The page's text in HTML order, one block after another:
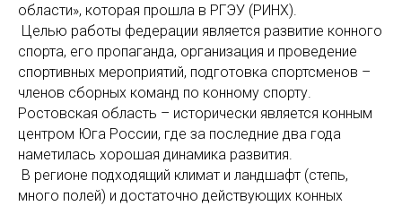
области», которая прошла в РГЭУ (РИНХ).
Целью работы федерации является развитие конного
спорта, его пропаганда, организация и проведение
спортивных мероприятий, подготовка спортсменов –
членов сборных команд по конному спорту.
Ростовская область – исторически является конным
центром Юга России, где за последние два года
наметилась хорошая динамика развития.
В регионе подходящий климат и ландшафт (степь,
много полей) и достаточно действующих конных